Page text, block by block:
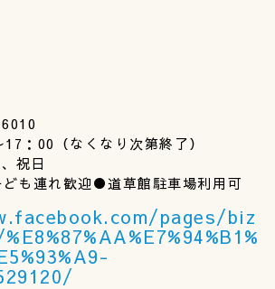
17：00（なくなり次第終了）
祝日
も連れ歓迎●道草館駐車場利用可
pages/biz